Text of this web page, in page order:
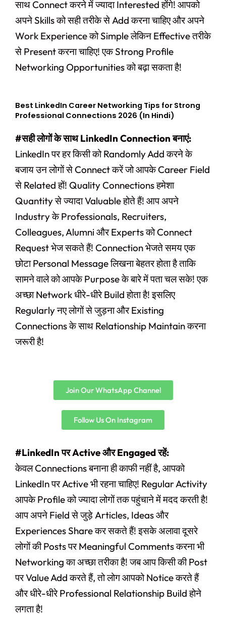
साथ Connect करने में ज्यादा Interested होंगे! आपको
अपने Skills को सही तरीके से Add करना चाहिए और अपने
Work Experience को Simple लेकिन Effective तरीके
से Present करना चाहिए! एक Strong Profile
Networking Opportunities को बढ़ा सकता है!
Best LinkedIn Career Networking Tips for Strong
Professional Connections 2026 (In Hindi)
#सही लोगों के साथ LinkedIn Connection बनाएं:
LinkedIn पर हर किसी को Randomly Add करने के
बजाय उन लोगों से Connect करें जो आपके Career Field
से Related हों! Quality Connections हमेशा
Quantity से ज्यादा Valuable होते हैं! आप अपने
Industry के Professionals, Recruiters,
Colleagues, Alumni और Experts को Connect
Request भेज सकते हैं! Connection भेजते समय एक
छोटा Personal Message लिखना बेहतर होता है ताकि
सामने वाले को आपके Purpose के बारे में पता चल सके! एक
अच्छा Network धीरे-धीरे Build होता है! इसलिए
Regularly नए लोगों से जुड़ना और Existing
Connections के साथ Relationship Maintain करना
जरूरी है!
Join Our WhatsApp Channel
Follow Us On Instagram
#LinkedIn पर Active और Engaged रहें:
केवल Connections बनाना ही काफी नहीं है, आपको
LinkedIn पर Active भी रहना चाहिए! Regular Activity
आपके Profile को ज्यादा लोगों तक पहुंचाने में मदद करती है!
आप अपने Field से जुड़े Articles, Ideas और
Experiences Share कर सकते हैं! इसके अलावा दूसरे
लोगों की Posts पर Meaningful Comments करना भी
Networking का अच्छा तरीका है! जब आप किसी की Post
पर Value Add करते हैं, तो लोग आपको Notice करते हैं
और धीरे-धीरे Professional Relationship Build होने
लगता है!